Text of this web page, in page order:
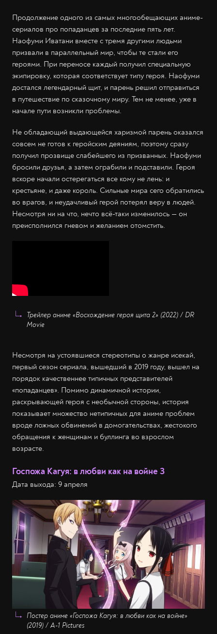
Продолжение одного из самых многообещающих аниме-
сериалов про попаданцев за последние пять лет.
Наофуми Иватани вместе с тремя другими людьми
призвали в параллельный мир, чтобы те стали его
героями. При переносе каждый получил специальную
экипировку, которая соответствует типу героя. Наофуми
достался легендарный щит, и парень решил отправиться
в путешествие по сказочному миру. Тем не менее, уже в
начале пути возникли проблемы.
Не обладающий выдающейся харизмой парень оказался
совсем не готов к геройским деяниям, поэтому сразу
получил прозвище слабейшего из призванных. Наофуми
бросили друзья, а затем ограбили и подставили. Героя
вскоре начали остерегаться все кому не лень: и
крестьяне, и даже король. Сильные мира сего обратились
во врагов, и неудачливый герой потерял веру в людей.
Несмотря ни на что, нечто всё-таки изменилось — он
преисполнился гневом и желанием отомстить.
Трейлер аниме «Восхождение героя щита 2» (2022) / DR
Movie
Несмотря на устоявшиеся стереотипы о жанре исекай,
первый сезон сериала, вышедший в 2019 году, вышел на
порядок качественнее типичных представителей
«попаданцев». Помимо динамичной истории,
раскрывающей героя с необычной стороны, история
показывает множество нетипичных для аниме проблем
вроде ложных обвинений в домогательствах, жестокого
обращения к женщинам и буллинга во взрослом
возрасте.
Госпожа Кагуя: в любви как на войне 3
Дата выхода: 9 апреля
Постер аниме «Госпожа Кагуя: в любви как на войне»
(2019) / A-1 Pictures